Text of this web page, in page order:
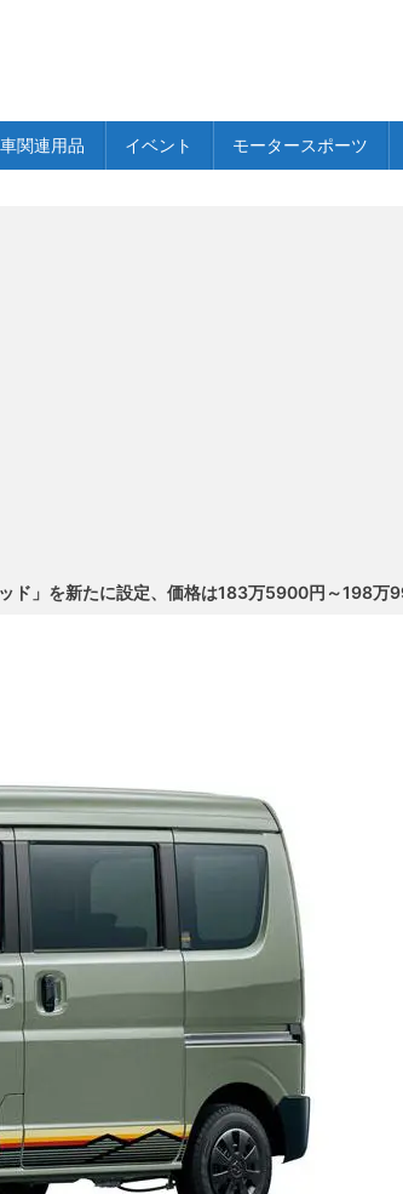
関連用品 イベント モータースポーツ
ド」を新たに設定、価格は183万5900円～198万